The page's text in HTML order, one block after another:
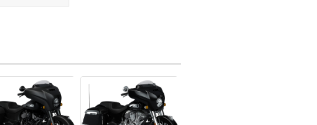
3,190,000円
830mm
km/L
LUSSO SCS
3,450,000
cc
：830
mm
：- km/L